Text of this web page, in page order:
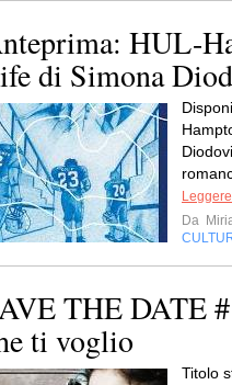
HUL-
di Simona
Da
THE DATE
ti voglio
Titolo